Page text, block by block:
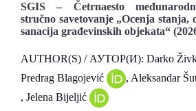
SGIS – Četrnaesto
stručno savetovanje „Ocenja stanja,
sanacija građevinskih objekata“
AUTHOR(S) / АУТОР(И): Darko
Predrag Blagojević
, Aleksandar
, Jelena Bijeljić